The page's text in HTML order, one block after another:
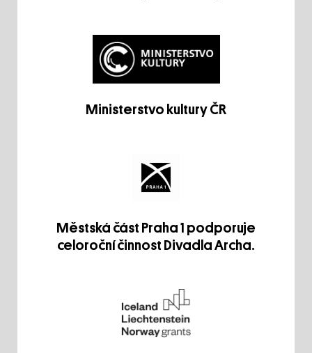
Ministerstvo kultury ČR
Městská část Praha 1 podporuje
celoroční činnost Divadla Archa.